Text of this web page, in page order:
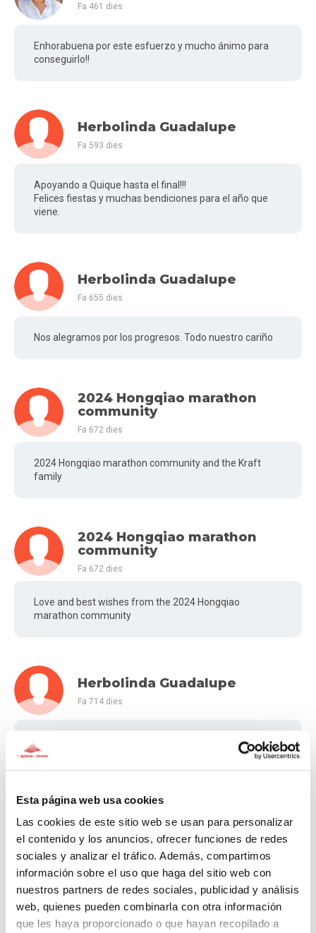
Esta página web usa cookies
Las cookies de este sitio web se usan para personalizar
el contenido y los anuncios, ofrecer funciones de redes
sociales y analizar el tráfico. Además, compartimos
información sobre el uso que haga del sitio web con
nuestros partners de redes sociales, publicidad y análisis
web, quienes pueden combinarla con otra información
que les haya proporcionado o que hayan recopilado a
Fa 461 dies
Enhorabuena por este esfuerzo y mucho ánimo para
conseguirlo!!
Herbolinda Guadalupe
Fa 593 dies
Apoyando a Quique hasta el final!!!
Felices fiestas y muchas bendiciones para el año que
viene.
Herbolinda Guadalupe
Fa 655 dies
Nos alegramos por los progresos. Todo nuestro cariño
2024 Hongqiao marathon
community
Fa 672 dies
2024 Hongqiao marathon community and the Kraft
family
2024 Hongqiao marathon
community
Fa 672 dies
Love and best wishes from the 2024 Hongqiao
marathon community
Herbolinda Guadalupe
Fa 714 dies
Raúl
Fa 727 dies
Mucho ánimo y mucha suerte en la investigación.